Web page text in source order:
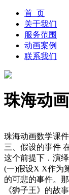
首 页
关于我们
服务范围
动画案例
联系我们
珠海动
珠海动画数学课
三、假设的事件
这个前提下．演
(一)假设X X作为
的可悲的事件。
《狮子王》的故